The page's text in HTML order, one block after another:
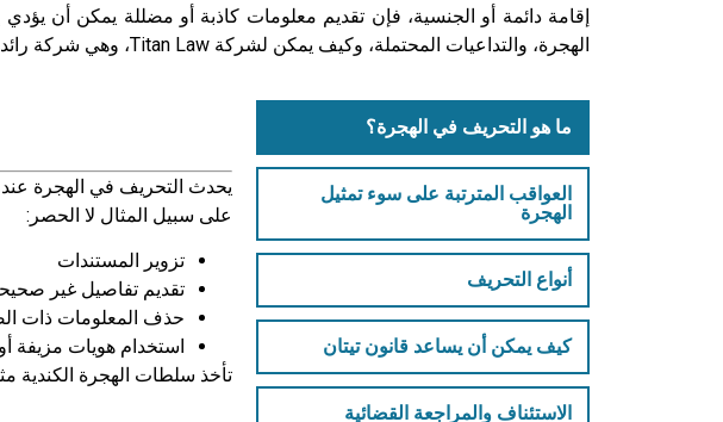
إقامة دائمة أو الجنسية، فإن تقديم معلومات كاذبة أو مضللة يمكن أن
الهجرة، والتداعيات المحتملة، وكيف يمكن لشركة Titan Law، وهي شركة رائدة في مجال قانون الهجرة في تورنتو، مساعدتك في التعامل مع هذه القضايا المعقدة.
ما هو التحريف في الهجرة؟
العواقب المترتبة على سوء تمثيل
الهجرة
أنواع التحريف
كيف يمكن أن يساعد قانون تيتان
الاستئناف والمراجعة القضائية
يحدث التحريف في الهجرة
على سبيل المثال لا الحصر:
تزوير المستندات
تقديم تفاصيل غير
حذف المعلومات ذات
استخدام هويات مزيفة
تأخذ سلطات الهجرة الكندية